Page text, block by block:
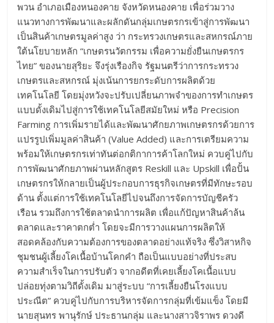
พวน อำเภอเมืองหนองคาย จังหวัดหนองคาย เพื่อร่วมวาง
แนวทางการพัฒนาและผลักดันกลุ่มเกษตรกรเข้าสู่การพัฒนา
เป็นสินค้าเกษตรมูลค่าสูง ว่า กระทรวงเกษตรและสหกรณ์ภาย
ใต้นโยบายหลัก “เกษตรนวัตกรรม เพื่อความยั่งยืนเกษตรกร
ไทย” ของนายสุริยะ จึงรุ่งเรืองกิจ รัฐมนตรีว่าการกระทรวง
เกษตรและสหกรณ์ มุ่งเน้นการยกระดับการผลิตด้วย
เทคโนโลยี โดยมุ่งหวังจะปรับเปลี่ยนภาพจำของการทำเกษตร
แบบดั้งเดิมไปสู่การใช้เทคโนโลยีสมัยใหม่ หรือ Precision
Farming การเพิ่มรายได้และพัฒนาศักยภาพเกษตรกรด้วยการ
แปรรูปเพิ่มมูลค่าสินค้า (Value Added) และการเตรียมความ
พร้อมให้เกษตรกรเท่าทันต่อกติกาการค้าโลกใหม่ ควบคู่ไปกับ
การพัฒนาศักยภาพผ่านหลักสูตร Reskill และ Upskill เพื่อปั้น
เกษตรกรให้กลายเป็นผู้ประกอบการธุรกิจเกษตรที่มีทักษะรอบ
ด้าน ตั้งแต่การใช้เทคโนโลยีไปจนถึงการจัดการบัญชีครัว
เรือน รวมถึงการใช้ตลาดนำการผลิต เพื่อแก้ปัญหาสินค้าล้น
ตลาดและราคาตกต่ำ โดยจะมีการวางแผนการผลิตให้
สอดคล้องกับความต้องการของตลาดอย่างแท้จริง ซึ่งวิสาหกิจ
ชุมชนผู้เลี้ยงโคเนื้อบ้านโคกคำ ถือเป็นแบบอย่างที่ประสบ
ความสำเร็จในการปรับตัว จากอดีตที่เคยเลี้ยงโคเนื้อแบบ
ปล่อยทุ่งตามวิถีดั้งเดิม มาสู่ระบบ “การเลี้ยงยืนโรงแบบ
ประณีต” ควบคู่ไปกับการบริหารจัดการกลุ่มที่เข้มแข็ง โดยมี
นายสุนทร พานุรักษ์ ประธานกลุ่ม และนางสาวจิราพร ดวงดี